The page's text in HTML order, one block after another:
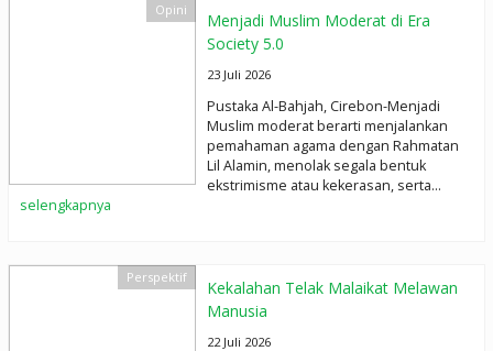
Opini
Menjadi Muslim Moderat di Era
Society 5.0
23 Juli 2026
Pustaka Al-Bahjah, Cirebon-Menjadi
Muslim moderat berarti menjalankan
pemahaman agama dengan Rahmatan
Lil Alamin, menolak segala bentuk
ekstrimisme atau kekerasan, serta...
selengkapnya
Perspektif
Kekalahan Telak Malaikat Melawan
Manusia
22 Juli 2026